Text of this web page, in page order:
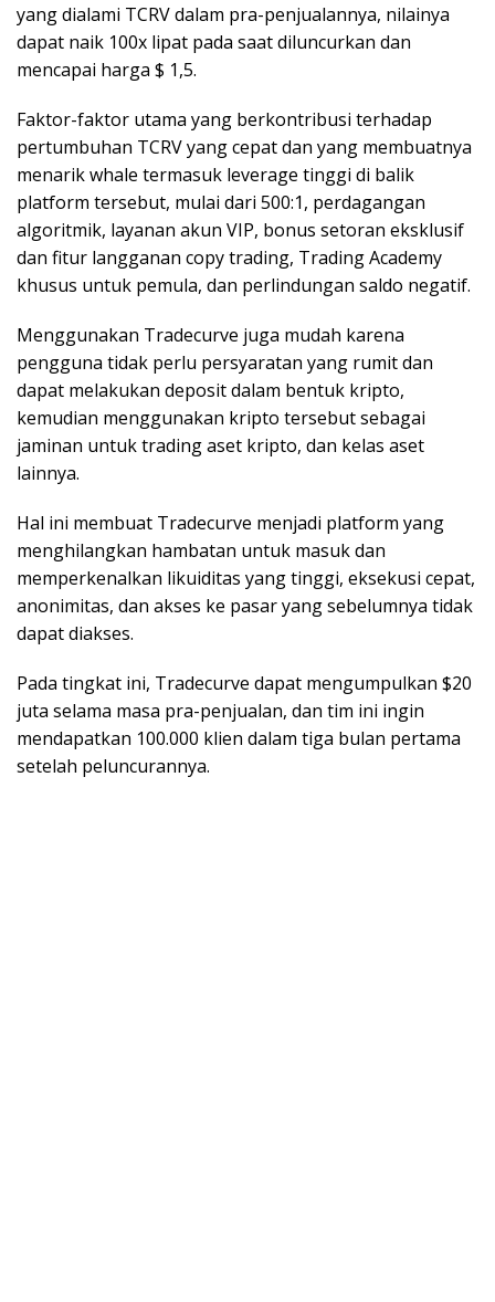
yang dialami TCRV dalam pra-penjualannya, nilainya
dapat naik 100x lipat pada saat diluncurkan dan
mencapai harga $ 1,5.
Faktor-faktor utama yang berkontribusi terhadap
pertumbuhan TCRV yang cepat dan yang membuatnya
menarik whale termasuk leverage tinggi di balik
platform tersebut, mulai dari 500:1, perdagangan
algoritmik, layanan akun VIP, bonus setoran eksklusif
dan fitur langganan copy trading, Trading Academy
khusus untuk pemula, dan perlindungan saldo negatif.
Menggunakan Tradecurve juga mudah karena
pengguna tidak perlu persyaratan yang rumit dan
dapat melakukan deposit dalam bentuk kripto,
kemudian menggunakan kripto tersebut sebagai
jaminan untuk trading aset kripto, dan kelas aset
lainnya.
Hal ini membuat Tradecurve menjadi platform yang
menghilangkan hambatan untuk masuk dan
memperkenalkan likuiditas yang tinggi, eksekusi cepat,
anonimitas, dan akses ke pasar yang sebelumnya tidak
dapat diakses.
Pada tingkat ini, Tradecurve dapat mengumpulkan $20
juta selama masa pra-penjualan, dan tim ini ingin
mendapatkan 100.000 klien dalam tiga bulan pertama
setelah peluncurannya.